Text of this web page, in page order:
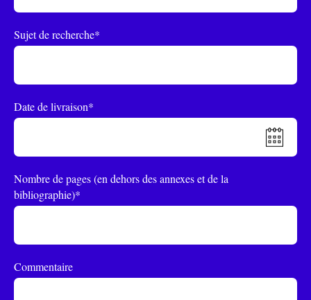
Sujet de recherche*
Date de livraison*
Nombre de pages (en dehors des annexes et de la
bibliographie)*
Commentaire